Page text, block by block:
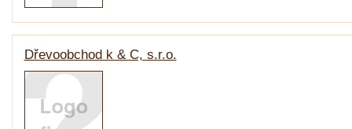
Dřevoobchod k & C, s.r.o.